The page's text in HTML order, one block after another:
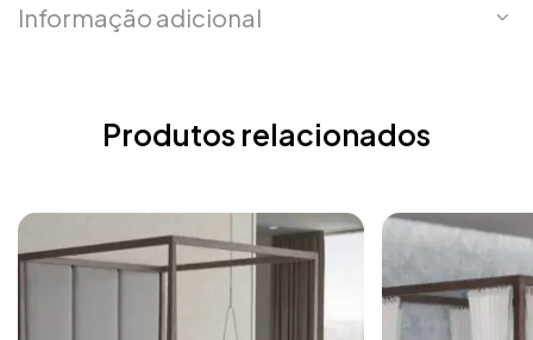
Informação adicional
Produtos relacionados